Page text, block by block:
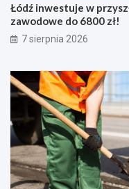
Łódź inwestuje w
zawodowe do 6800 zł!
7 sierpnia 2026